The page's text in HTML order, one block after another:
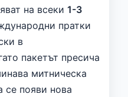
на всеки 1-3
пратки
в
пакетът пресича
митническа
се появи нова